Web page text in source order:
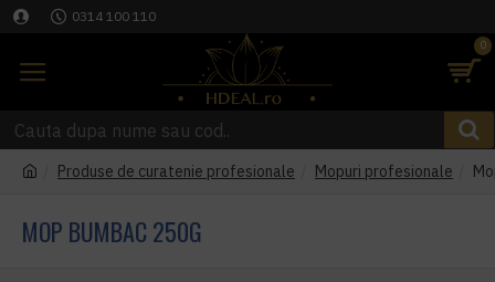
0314 100 110
0
Produse de curatenie profesionale Mopuri profesionale
MOP BUMBAC 250G